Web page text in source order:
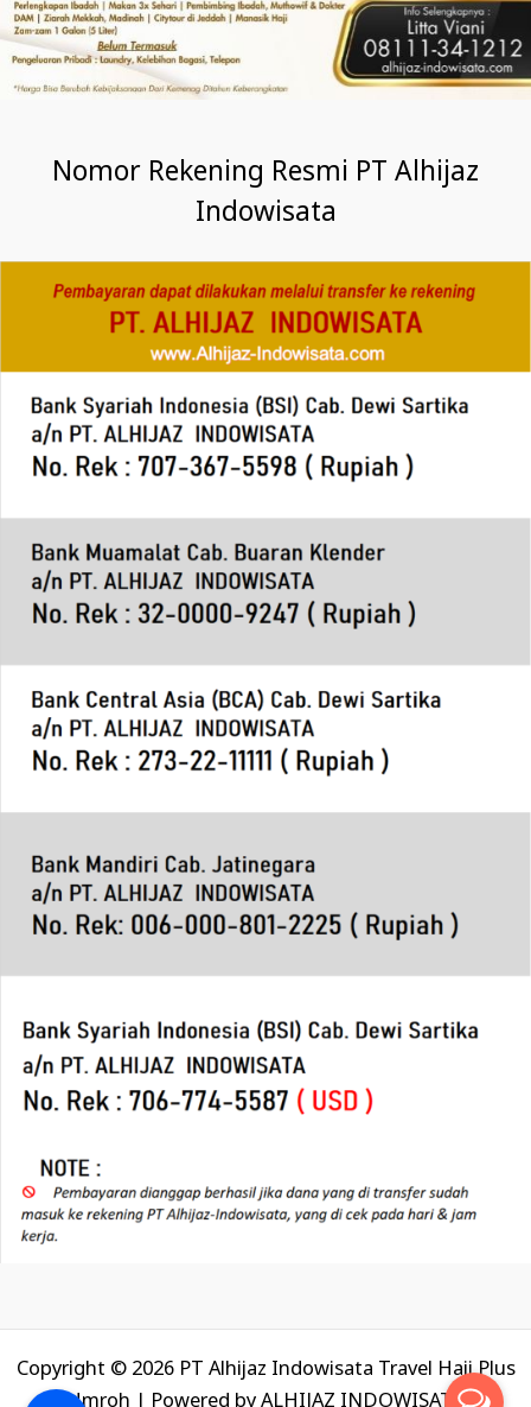
Nomor Rekening Resmi PT Alhijaz
Indowisata
Copyright © 2026 PT Alhijaz Indowisata Travel Haji Plus
Umroh | Powered byALHIJAZ INDOWISATA